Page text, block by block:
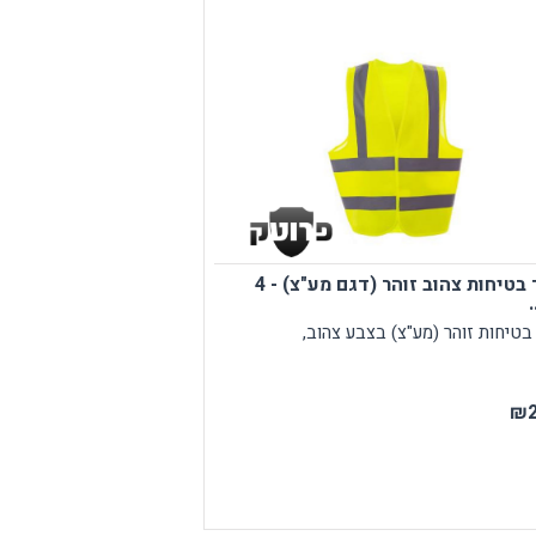
אפוד בטיחות צהוב זוהר (דגם מע"צ) - 4
זוהר (מע"צ) בצבע צהוב,